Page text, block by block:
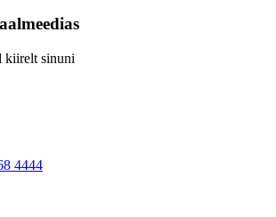
kiirelt sinuni
4444